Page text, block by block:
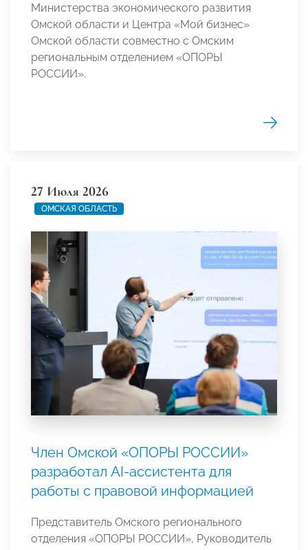
Министерства экономического развития
Омской области и Центра «Мой бизнес»
Омской области совместно с Омским
региональным отделением «ОПОРЫ
РОССИИ».
27 Июля 2026
ОМСКАЯ ОБЛАСТЬ
Член Омской «ОПОРЫ РОССИИ»
разработал AI-ассистента для
работы с правовой информацией
Представитель Омского регионального
отделения «ОПОРЫ РОССИИ», Руководитель